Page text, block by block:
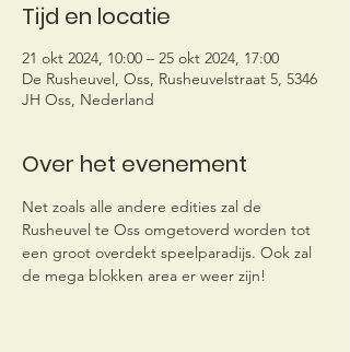
Tijd en locatie
21 okt 2024, 10:00 – 25 okt 2024, 17:00
De Rusheuvel, Oss, Rusheuvelstraat 5, 5346
JH Oss, Nederland
Over het evenement
Net zoals alle andere edities zal de
Rusheuvel te Oss omgetoverd worden tot
een groot overdekt speelparadijs. Ook zal
de mega blokken area er weer zijn!